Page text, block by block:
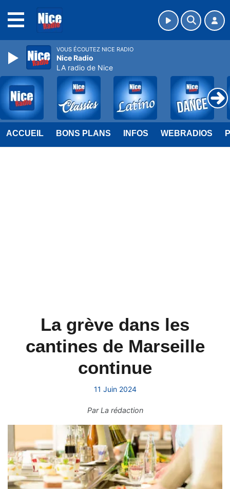
ACCUEIL BONS PLANS INFOS WEBRADIOS
La grève dans les
cantines de Marseille
continue
11 Juin 2024
ParLa rédaction
VOUS ÉCOUTEZ NICE RADIO
Nice Radio
LA radio de Nice